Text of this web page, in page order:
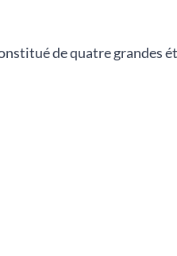
de quatre grandes